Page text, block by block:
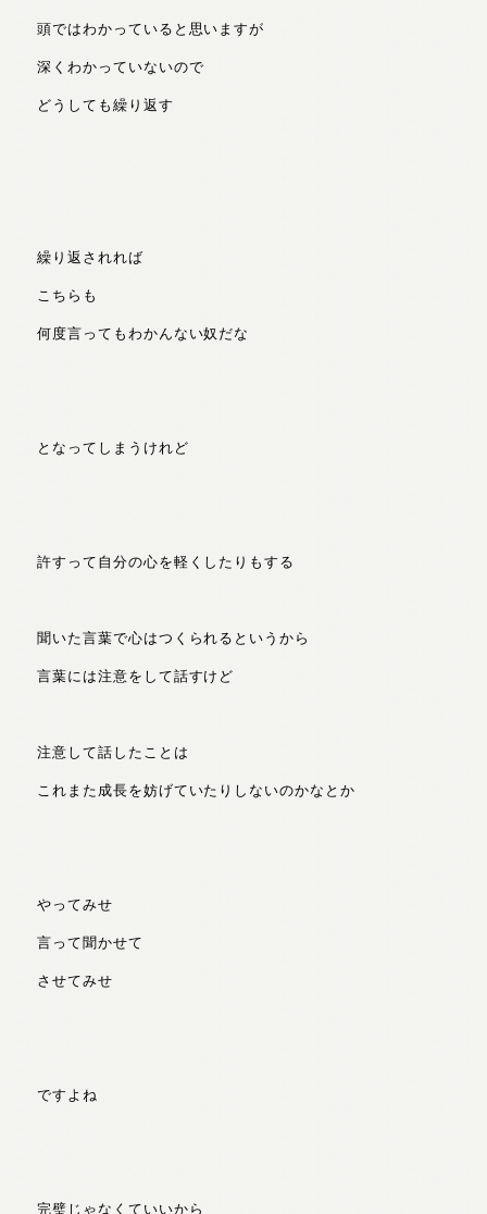
頭ではわかっていると思いますが
深くわかっていないので
どうしても繰り返す
繰り返されれば
こちらも
何度言ってもわかんない奴だな
となってしまうけれど
許すって自分の心を軽くしたりもする
聞いた言葉で心はつくられるというから
言葉には注意をして話すけど
注意して話したことは
これまた成長を妨げていたりしないのかなとか
やってみせ
言って聞かせて
させてみせ
ですよね
完璧じゃなくていいから